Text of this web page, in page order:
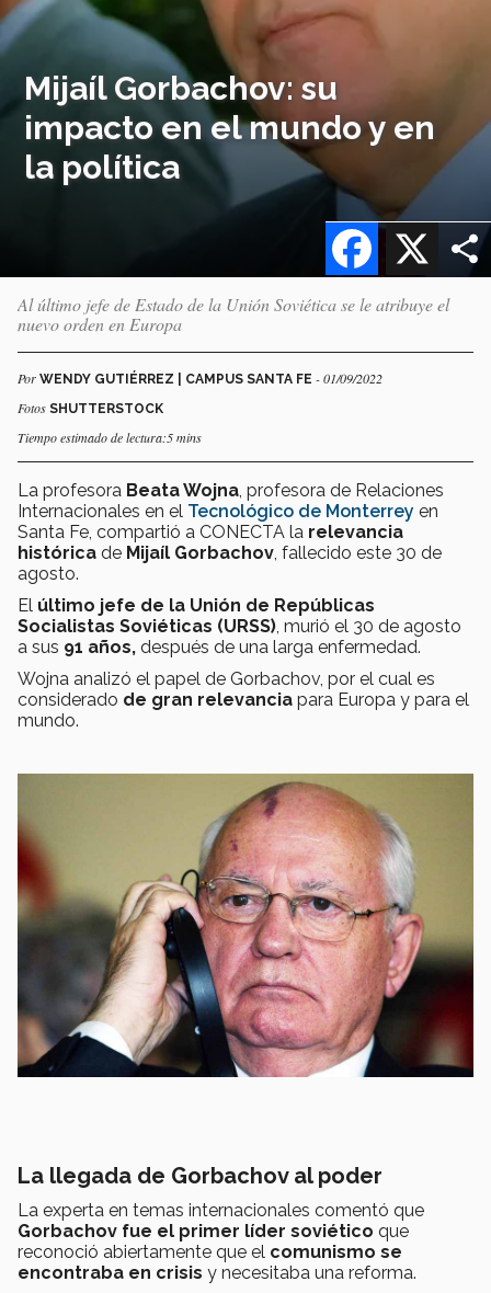
Mijaíl Gorbachov: su
impacto en el mundo y en
la política
X
Facebook
Al último jefe de Estado de la Unión Soviética se le atribuye el
nuevo orden en Europa
Por WENDY GUTIÉRREZ | CAMPUS SANTA FE - 01/09/2022
Fotos SHUTTERSTOCK
Tiempo estimado de lectura:5 mins
La profesora Beata Wojna , profesora de Relaciones
Internacionales en el Tecnológico de Monterrey en
Santa Fe, compartió a CONECTA la relevancia
histórica de Mijaíl Gorbachov , fallecido este 30 de
agosto.
El último jefe de la Unión de Repúblicas
Socialistas Soviéticas (URSS) , murió el 30 de agosto
a sus 91 años, después de una larga enfermedad.
Wojna analizó el papel de Gorbachov, por el cual es
considerado de gran relevancia para Europa y para el
mundo.
La llegada de Gorbachov al poder
La experta en temas internacionales comentó que
Gorbachov fue el primer líder soviético que
reconoció abiertamente que el comunismo se
encontraba en crisis y necesitaba una reforma.